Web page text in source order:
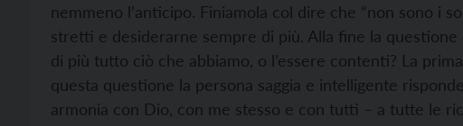
nemmeno l’anticipo. Finiamola col dire che “non sono i
stretti e desiderarne sempre di più. Alla fine la
di più tutto ciò che abbiamo, o l’essere contenti? La
questa questione la persona saggia e intelligente
armonia con Dio, con me stesso e con tutti – a tutte le